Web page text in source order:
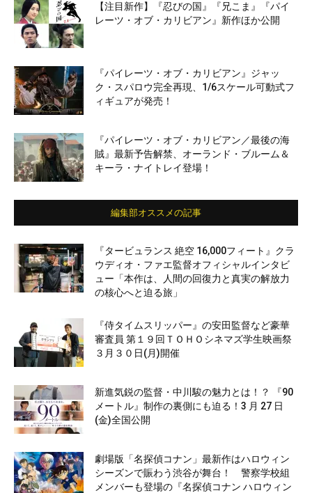
【注目新作】『忍びの国』『兄こま』『パイ
レーツ・オブ・カリビアン』新作ほか公開
『パイレーツ・オブ・カリビアン』ジャッ
ク・スパロウ完全再現、1/6スケール可動式フ
ィギュアが発売！
『パイレーツ・オブ・カリビアン／最後の海
賊』最新予告解禁、オーランド・ブルーム＆
キーラ・ナイトレイ登場！
編集部オススメの記事
『タービュランス 絶空 16,000フィート』クラ
ウディオ・ファエ監督オフィシャルインタビ
ュー「本作は、人間の回復力と真実の解放力
の核心へと迫る旅」
『侍タイムスリッパー』の安田監督など豪華
審査員 第１９回ＴＯＨＯシネマズ学生映画祭
３月３０日(月)開催
新進気鋭の監督・中川駿の魅力とは！？ 『90
メートル』制作の裏側にも迫る！3 月 27 日
(金)全国公開
劇場版「名探偵コナン」最新作はハロウィン
シーズンで賑わう渋谷が舞台！ 警察学校組
メンバーも登場の『名探偵コナン ハロウィン